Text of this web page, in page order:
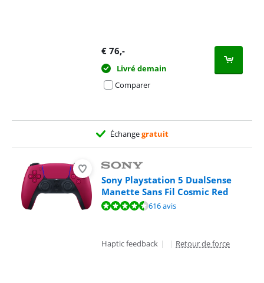
€ 76,-
Livré demain
Comparer
Échangegratuit
Sony Playstation 5 DualSense
Manette Sans Fil Cosmic Red
La note est de 9,4 sur 10, basée sur 616 avis.
616 avis
Haptic feedback | | Retour de force